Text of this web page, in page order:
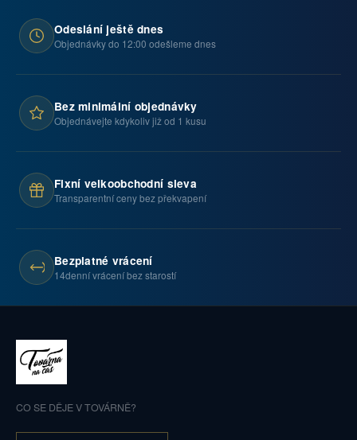
Odeslání ještě dnes
Objednávky do 12:00 odešleme dnes
Bez minimální objednávky
Objednávejte kdykoliv již od 1 kusu
Fixní velkoobchodní sleva
Transparentní ceny bez překvapení
Bezplatné vrácení
14denní vrácení bez starostí
CO SE DĚJE V TOVÁRNĚ?